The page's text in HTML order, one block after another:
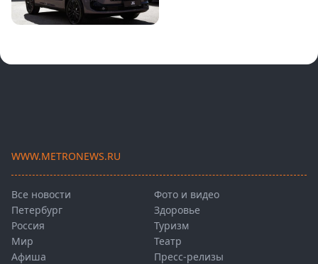
WWW.METRONEWS.RU
Все новости
Петербург
Россия
Мир
Афиша
Фото и видео
Здоровье
Туризм
Театр
Пресс-релизы